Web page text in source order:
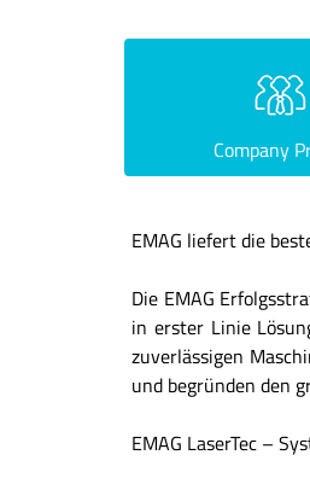
Company
EMAG liefert die
Die EMAG
in erster Linie
zuverlässigen
und begründen den
EMAG LaserTec –